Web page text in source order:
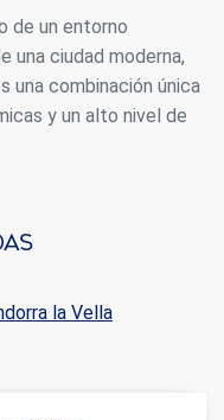
de un entorno
una ciudad moderna,
una combinación única
y un alto nivel de
la Vella